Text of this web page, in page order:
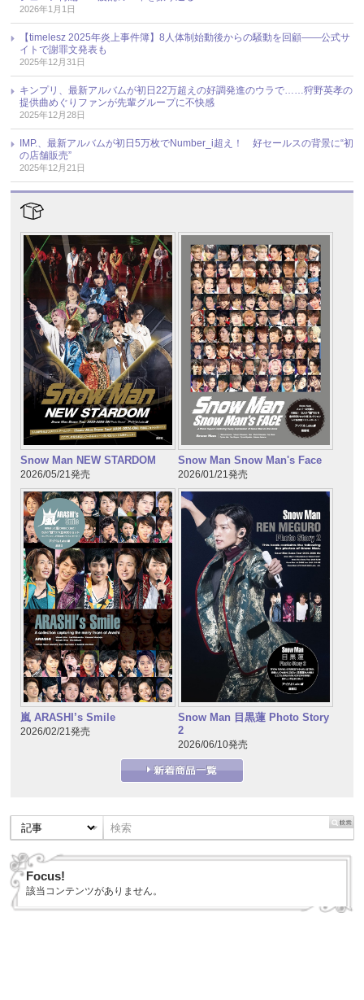
2026年1月1日
【timelesz 2025年炎上事件簿】8人体制始動後からの騒動を回顧――公式サ
イトで謝罪文発表も
2025年12月31日
キンプリ、最新アルバムが初日22万超えの好調発進のウラで……狩野英孝の
提供曲めぐりファンが先輩グループに不快感
2025年12月28日
IMP.、最新アルバムが初日5万枚でNumber_i超え！ 好セールスの背景に“初
の店舗販売”
2025年12月21日
Snow Man NEW STARDOM
2026/05/21発売
Snow Man Snow Man's Face
2026/01/21発売
嵐 ARASHI’s Smile
2026/02/21発売
Snow Man 目黒蓮 Photo Story
2
2026/06/10発売
Focus!
該当コンテンツがありません。